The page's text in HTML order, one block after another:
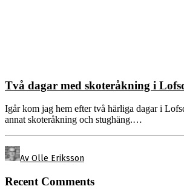
Två dagar med skoteråkning i
Igår kom jag hem efter två härliga dagar i
annat skoteråkning och stughäng.…
Av Olle Eriksson
Recent Comments